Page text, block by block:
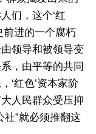
们，这个‘红
前进的一个腐朽
领导和被领导变
，由平等的共同
‘红色’资本家阶
人民群众受压抑
社”就必须推翻这